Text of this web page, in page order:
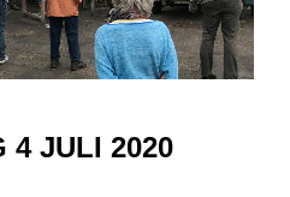
4 JULI 2020